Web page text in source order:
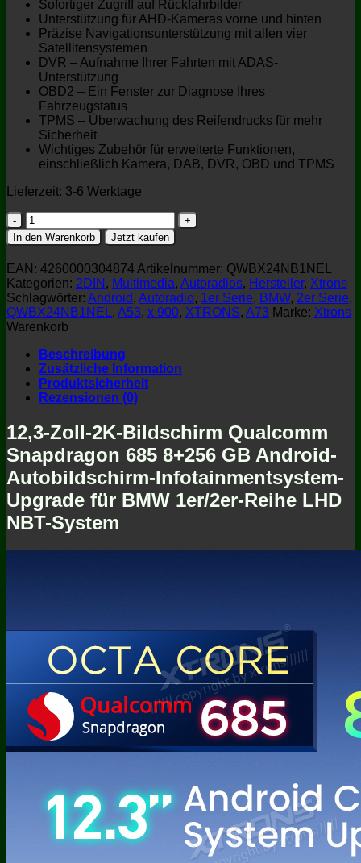
Sofortiger Zugriff auf Rückfahrbilder
Unterstützung für AHD-Kameras vorne und hinten
Präzise Navigationsunterstützung mit allen vier
Satellitensystemen
DVR – Aufnahme Ihrer Fahrten mit ADAS-
Unterstützung
OBD2 – Ein Fenster zur Diagnose Ihres
Fahrzeugstatus
TPMS – Überwachung des Reifendrucks für mehr
Sicherheit
Wichtiges Zubehör für erweiterte Funktionen,
einschließlich Kamera, DAB, DVR, OBD und TPMS
Lieferzeit: 3-6 Werktage
Xtrons
QWBX24NB1NEL
Android
Autobildschirm
12,3
Zoll
BMW
1er/2er
NBT-
System
Menge
In den Warenkorb Jetzt kaufen
EAN: 4260000304874 Artikelnummer: QWBX24NB1NEL
Kategorien: 2DIN , Multimedia, Autoradios, Hersteller, Xtrons
Schlagwörter: Android, Autoradio, 1er Serie, BMW, 2er Serie,
QWBX24NB1NEL, A53, x 900, XTRONS, A73 Marke: Xtrons
Warenkorb
Beschreibung
Zusätzliche Information
Produktsicherheit
Rezensionen (0)
12,3-Zoll-2K-Bildschirm Qualcomm
Snapdragon 685 8+256 GB Android-
Autobildschirm-Infotainmentsystem-
Upgrade für BMW 1er/2er-Reihe LHD
NBT-System